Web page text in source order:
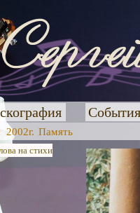
2002г. Память
на стихи